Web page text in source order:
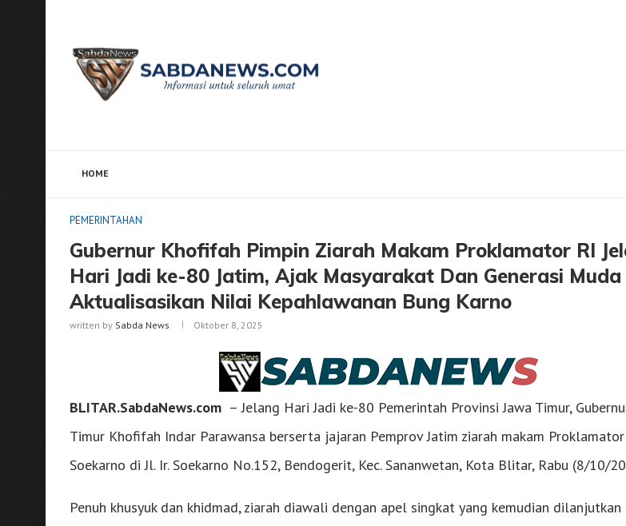
HOME
PEMERINTAHAN
Gubernur Khofifah Pimpin Ziarah Makam Proklamator RI
Hari Jadi ke-80 Jatim, Ajak Masyarakat Dan Generasi Muda
Aktualisasikan Nilai Kepahlawanan Bung Karno
written by Sabda News Oktober 8, 2025
BLITAR.SabdaNews.com – Jelang Hari Jadi ke-80 Pemerintah Provinsi Jawa Timur,
Timur Khofifah Indar Parawansa berserta jajaran Pemprov Jatim ziarah makam
Soekarno di Jl. Ir. Soekarno No.152, Bendogerit, Kec. Sananwetan, Kota Blitar, Rabu (8/10/
Penuh khusyuk dan khidmad, ziarah diawali dengan apel singkat yang kemudian dilanjutkan